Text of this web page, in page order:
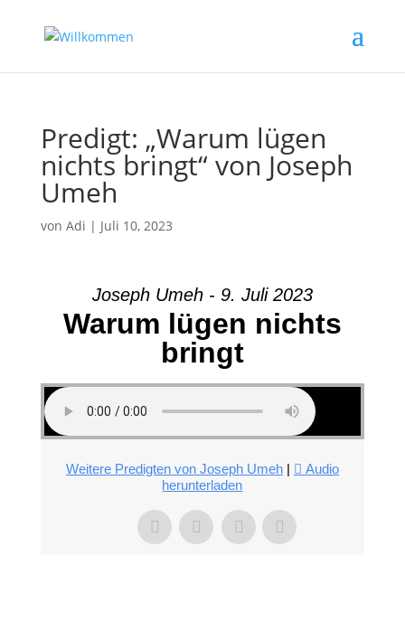
Predigt: „Warum lügen
nichts bringt“ von Joseph
Umeh
von Adi | Juli 10, 2023
Joseph Umeh - 9. Juli 2023
Warum lügen nichts
bringt
Weitere Predigten von Joseph Umeh|
Audio
herunterladen